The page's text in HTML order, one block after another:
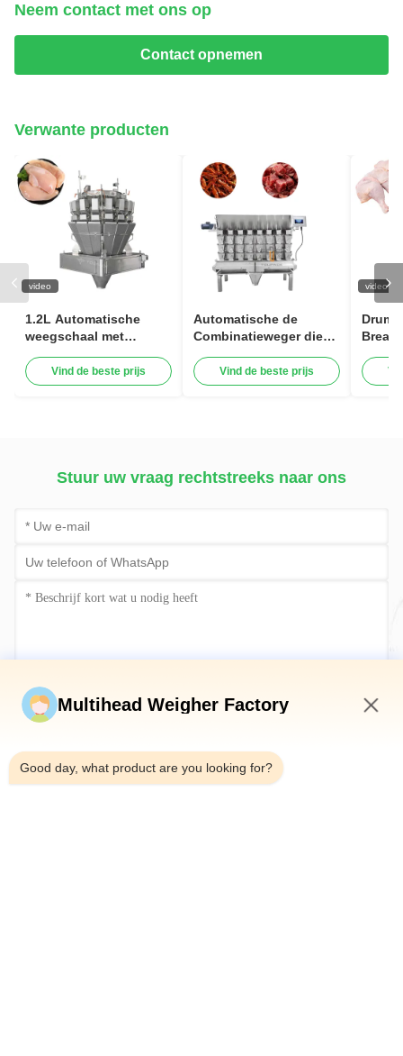
Neem contact met ons op
Contact opnemen
Verwante producten
video
1.2L Automatische
weegschaal met
voor het vullen van
vlees Vleesvleugels
Vind de beste prijs
Automatische de
Combinatieweger die
de Kleverige Machine
van de
Vind de beste prijs
video
1000g
Stuur uw vraag rechtstreeks naar ons
Stuur nu
Multihead Weigher Factory
Good day, what product are you looking for?